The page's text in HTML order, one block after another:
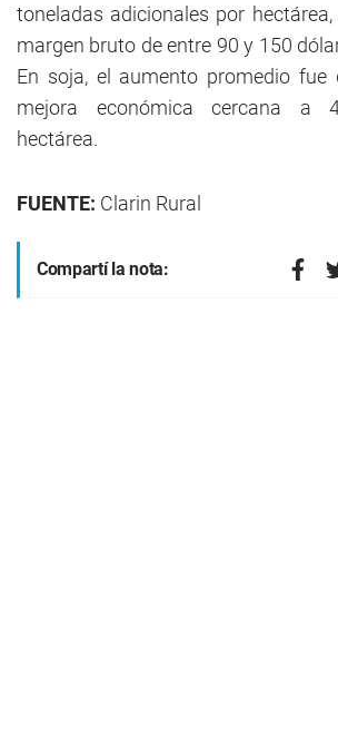
toneladas adicionales por
margen bruto de entre 90 y 150
En soja, el aumento promedio fue
mejora económica cercana a
hectárea.
FUENTE: Clarin Rural
Compartí la nota: